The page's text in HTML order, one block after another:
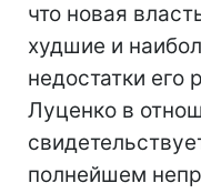
что новая
худшие и
недостатки
Луценко в
полнейшем